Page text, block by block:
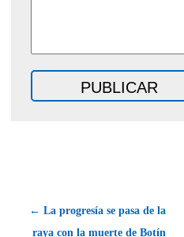
← La progresía se pasa de la
raya con la muerte de Botín